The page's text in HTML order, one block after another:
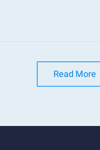
Read More